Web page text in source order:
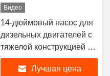
Видео
14-дюймовый насос для
дизельных двигателей с
тяжелой конструкцией и
номинальным потоком
7000 ГПМЛучшая цена